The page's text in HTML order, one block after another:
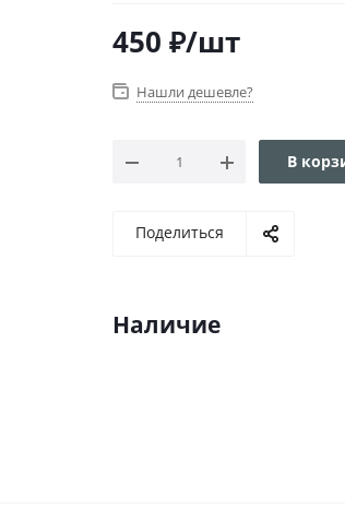
450 ₽/шт
Нашли дешевле?
В
Поделиться
Наличие